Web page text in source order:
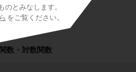
のとみなします。
をご覧ください。
数
数・対数関数